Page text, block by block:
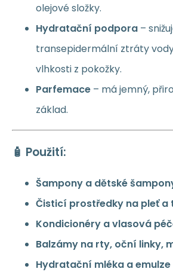
olejové složky.
Hydratační podpora –
transepidermální ztráty
vlhkosti z pokožky.
Parfemace – má jemný,
základ.
🧴 Použití:
Šampony a dětské
Čisticí prostředky na pleť a
Kondicionéry a vlasová
Balzámy na rty, oční linky,
Hydratační mléka a emulze